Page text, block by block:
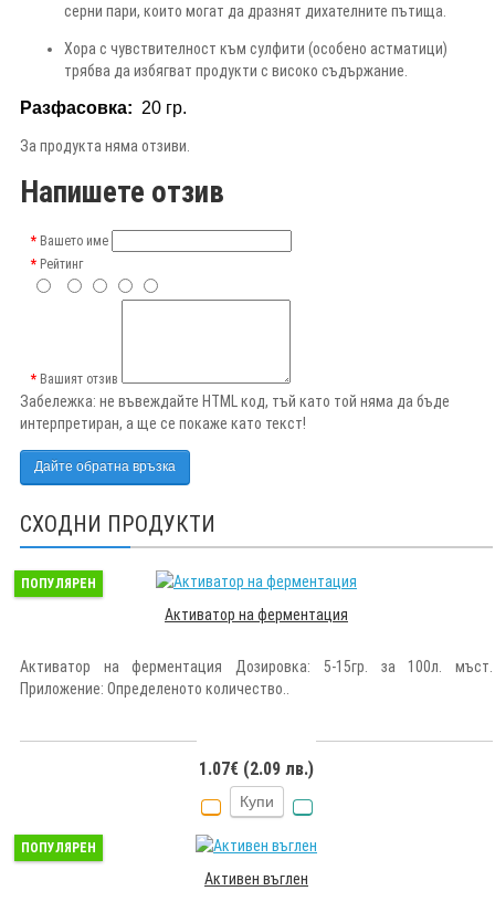
серни пари, които могат да дразнят дихателните пътища.
Хора с чувствителност към сулфити (особено астматици)
трябва да избягват продукти с високо съдържание.
Разфасовка: 20 гр.
За продукта няма отзиви.
Напишете отзив
Вашето име
Рейтинг
Вашият отзив
Забележка: не въвеждайте HTML код, тъй като той няма да бъде
интерпретиран, а ще се покаже като текст!
Дайте обратна връзка
СХОДНИ ПРОДУКТИ
ПОПУЛЯРЕН
Активатор на ферментация
Активатор на ферментация Дозировка: 5-15гр. за 100л. мъст.
Приложение: Определеното количество..
1.07€ (2.09 лв.)
Купи
ПОПУЛЯРЕН
Активен въглен